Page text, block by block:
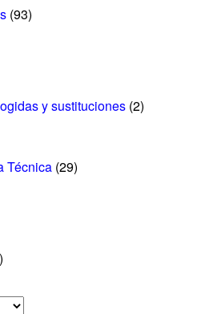
(93)
y sustituciones (2)
Técnica (29)